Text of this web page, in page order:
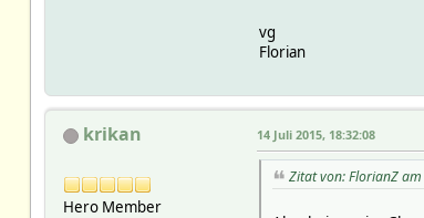
vg
Florian
krikan
Hero Member
14 Juli 2015, 18:32:08
Zitat von: FlorianZ